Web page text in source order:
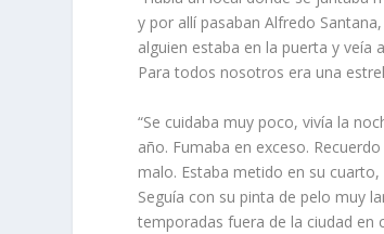
y por allí pasaban Alfredo
alguien estaba en la puerta y veía
Para todos nosotros era una
“Se cuidaba muy poco, vivía la
año. Fumaba en exceso.
malo. Estaba metido en su
Seguía con su pinta de pelo muy
temporadas fuera de la ciudad en